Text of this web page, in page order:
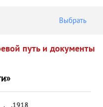
Выбрать
путь и документы
__.__.1918